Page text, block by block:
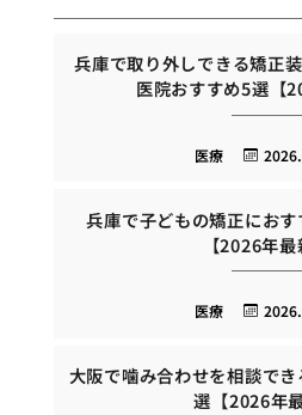
兵庫で取り外しできる矯正
医院おすすめ5選【
医療
兵庫で子どもの矯正にお
【2026年最
医療
大阪で噛み合わせを相談で
選【2026年最